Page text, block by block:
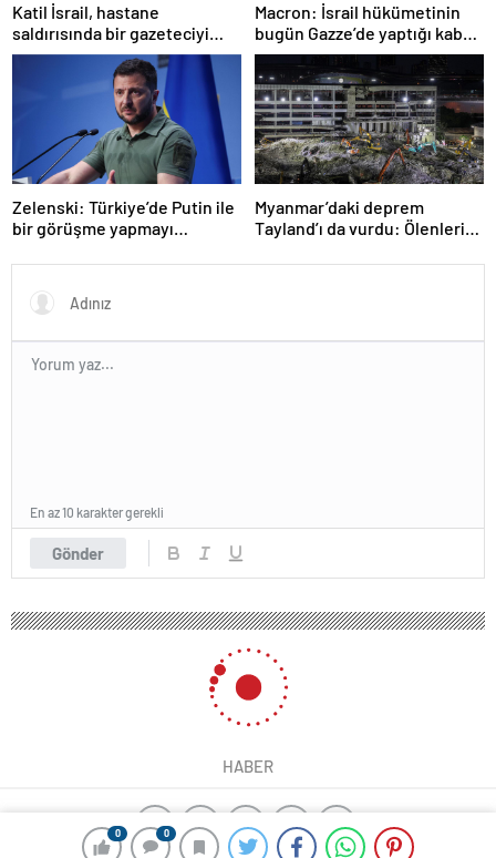
0 0
Katil İsrail, hastane
saldırısında bir gazeteciyi
öldürdüğünü itiraf etti
Macron: İsrail hükümetinin
bugün Gazze’de yaptığı kabul
edilemez
Zelenski: Türkiye’de Putin ile
bir görüşme yapmayı
Myanmar’daki deprem
Tayland’ı da vurdu: Ölenlerin
Gönder
En az 10 karakter gerekli
HABER